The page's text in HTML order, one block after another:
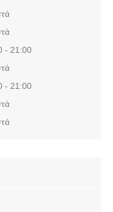
- 21:00
- 21:00